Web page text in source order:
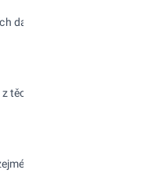
dat Českého úřadu
těchto stanic byly převzaty
ovzduší, voda,